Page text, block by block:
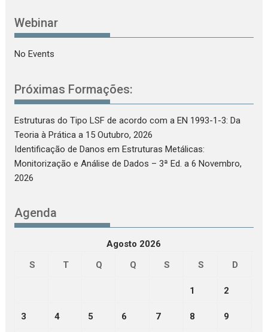
Webinar
No Events
Próximas Formações:
Estruturas do Tipo LSF de acordo com a EN 1993-1-3: Da
Teoria à Prática a 15 Outubro, 2026
Identificação de Danos em Estruturas Metálicas:
Monitorização e Análise de Dados – 3ª Ed. a 6 Novembro,
2026
Agenda
Agosto 2026
S
T Q Q S S D
1 2
3 4 5 6 7 8 9